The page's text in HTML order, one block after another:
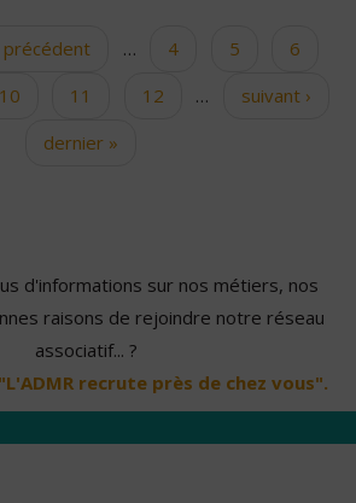
précédent … 4 5
6
10 11 12 …
suivant ›
dernier »
d'informations sur nos métiers, nos
raisons de rejoindre notre réseau
associatif... ?
recrute près de chez vous".